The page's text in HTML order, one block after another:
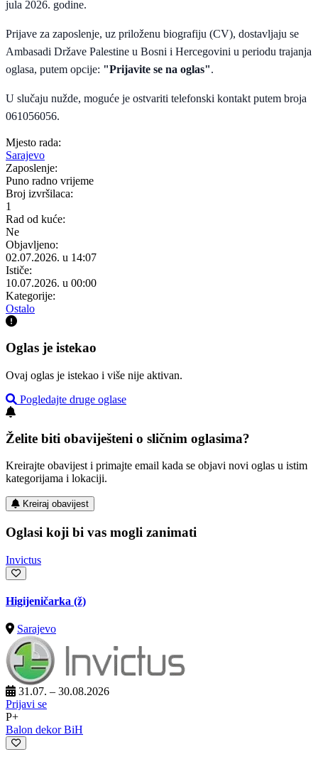
jula 2026. godine.
Prijave za zaposlenje, uz priloženu biografiju (CV), dostavljaju se
Ambasadi Države Palestine u Bosni i Hercegovini u periodu trajanja
oglasa, putem opcije: "Prijavite se na oglas".
U slučaju nužde, moguće je ostvariti telefonski kontakt putem broja
061056056.
Mjesto rada:
Sarajevo
Zaposlenje:
Puno radno vrijeme
Broj izvršilaca:
1
Rad od kuće:
Ne
Objavljeno:
02.07.2026. u 14:07
Ističe:
10.07.2026. u 00:00
Kategorije:
Ostalo
Oglas je istekao
Ovaj oglas je istekao i više nije aktivan.
Pogledajte druge oglase
Želite biti obaviješteni o sličnim oglasima?
Kreirajte obavijest i primajte email kada se objavi novi oglas u istim
kategorijama i lokaciji.
Kreiraj obavijest
Oglasi koji bi vas mogli zanimati
Invictus
Higijeničarka (ž)
Sarajevo
31.07. – 30.08.2026
Prijavi se
P+
Balon dekor BiH